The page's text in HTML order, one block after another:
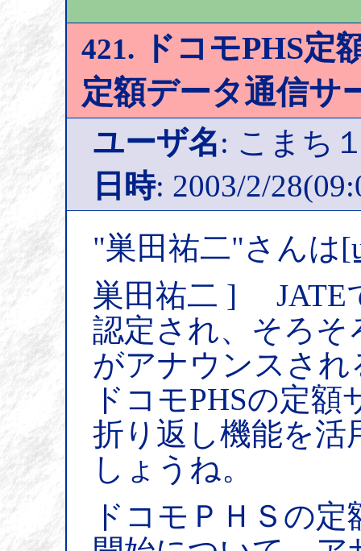
421. ドコモPHS定
定額データ通信サ
ユーザ名: こまち
日時: 2003/2/
"巣田祐二"さんは
巣田祐二 ] JATE
認定され、そろそ
がアナウンスさ
ドコモPHSの定
折り返し機能を活
しょうね。
ドコモＰＨＳの